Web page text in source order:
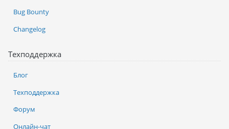
Bug Bounty
Changelog
Техподдержка
Блог
Техподдержка
Форум
Онлайн-чат